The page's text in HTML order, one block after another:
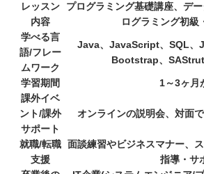
レッスン
内容
プログラミング基礎講座、デ
ログラミング初級
学べる言
語/フレー
ムワーク
Java、JavaScript、SQL、
Bootstrap、
学習期間
1～3ヶ月
課外イベ
ント/課外
サポート
オンラインの説明会、対面
就職/転職
支援
面談練習やビジネスマナー、
指導・サ